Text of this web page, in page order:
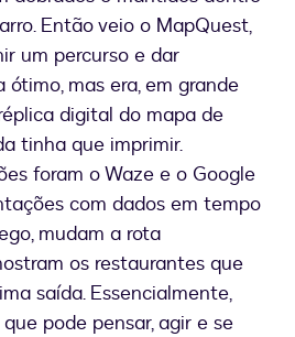
Então veio o MapQuest,
um percurso e dar
ótimo, mas era, em grande
digital do mapa de
tinha que imprimir.
foram o Waze e o Google
com dados em tempo
mudam a rota
os restaurantes que
saída. Essencialmente,
pode pensar, agir e se